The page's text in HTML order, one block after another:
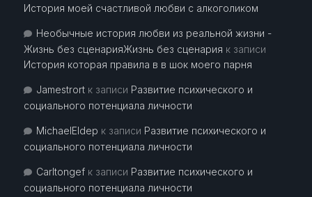
История моей счастливой любви с алкоголиком
Необычные история любви из реальной жизни -
Жизнь без сценарияЖизнь без сценария к записи
История которая правила в в шок моего парня
Jamestrortк записи Развитие психического и
социального потенциала личности
MichaelEldep к записи Развитие психического и
социального потенциала личности
Carltongefк записи Развитие психического и
социального потенциала личности